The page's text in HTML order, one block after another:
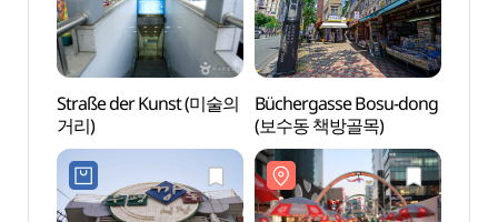
Straße der Kunst (미술의
거리)
Büchergasse Bosu-dong
(보수동 책방골목)